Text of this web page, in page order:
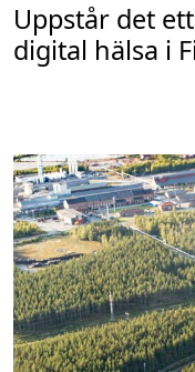
Uppstår det
digital hälsa i